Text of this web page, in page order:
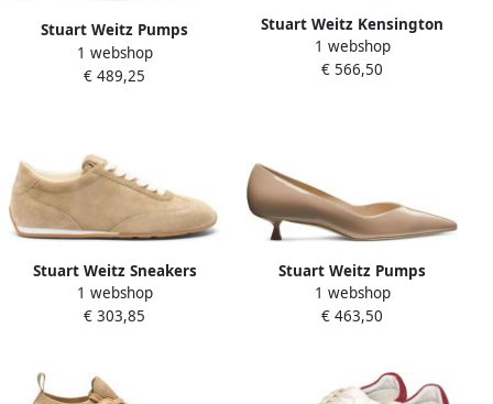
Stuart Weitz Pumps
1 webshop
€ 489,25
Stuart Weitz Kensington
Strappy Sandal 85
1 webshop
€ 566,50
Stuart Weitz Sneakers
1 webshop
€ 303,85
Stuart Weitz Pumps
1 webshop
€ 463,50